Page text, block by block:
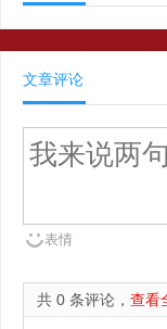
文章评论
表情
共 0 条评论， 查看